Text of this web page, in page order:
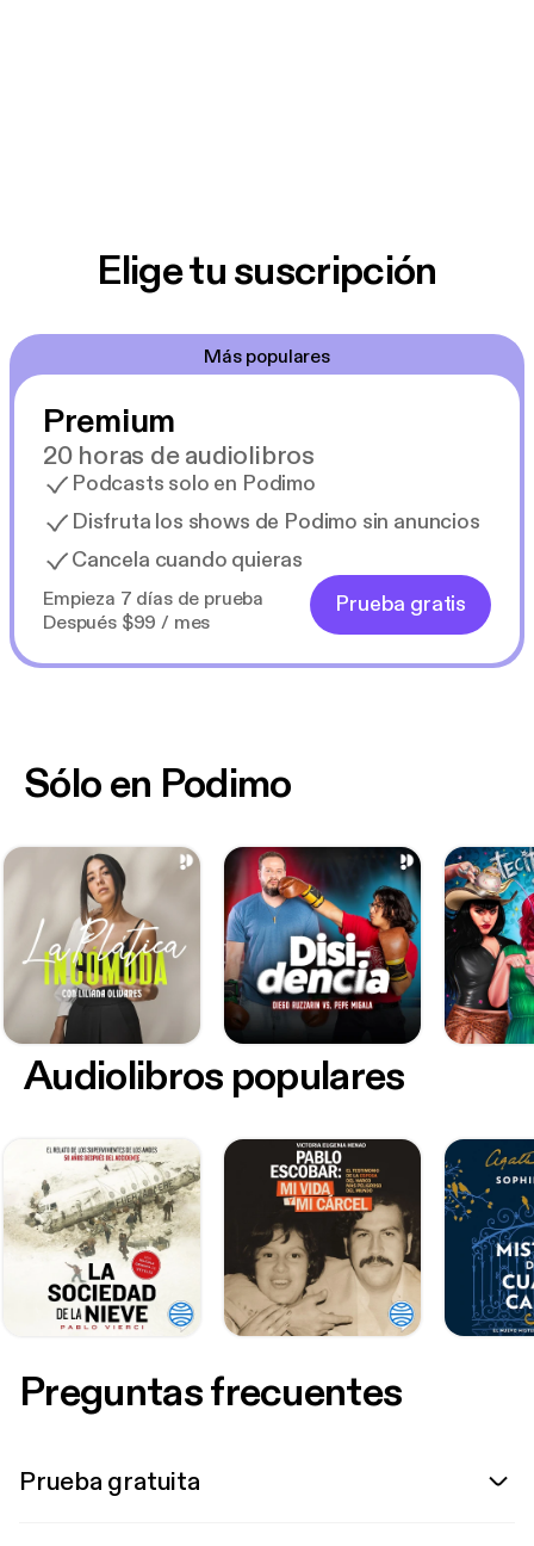
Elige tu suscripción
Más populares
Premium
20 horas de audiolibros
Podcasts solo en Podimo
Disfruta los shows de Podimo sin anuncios
Cancela cuando quieras
Empieza 7 días de prueba
Después $99 / mes
Prueba gratis
Sólo en Podimo
Audiolibros populares
Preguntas frecuentes
Prueba gratuita